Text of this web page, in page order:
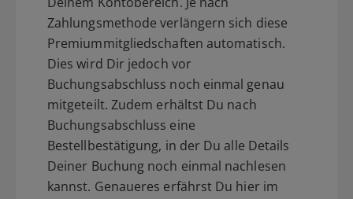
Zahlungsmethode verlängern sich diese
Premiummitgliedschaften automatisch.
Dies wird Dir jedoch vor
Buchungsabschluss noch einmal genau
mitgeteilt. Zudem erhältst Du nach
Buchungsabschluss eine
Bestellbestätigung, in der Du alle Details
Deiner Buchung noch einmal nachlesen
kannst. Genaueres erfährst Du hier im